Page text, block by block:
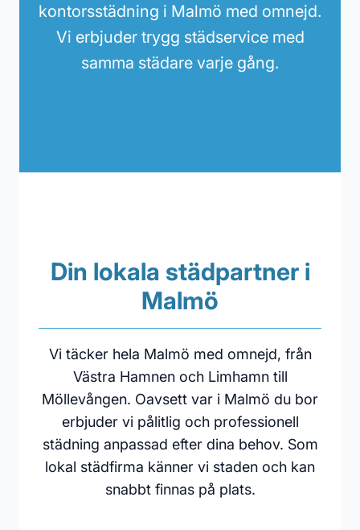
kontorsstädning i Malmö med omnejd.
Vi erbjuder trygg städservice med
samma städare varje gång.
Din lokala städpartner i
Malmö
Vi täcker hela Malmö med omnejd, från
Västra Hamnen och Limhamn till
Möllevången. Oavsett var i Malmö du bor
erbjuder vi pålitlig och professionell
städning anpassad efter dina behov. Som
lokal städfirma känner vi staden och kan
snabbt finnas på plats.